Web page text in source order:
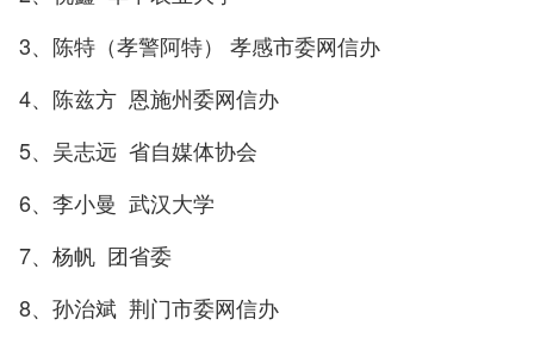
3、陈特（孝警阿特） 孝感市委网信办
4、陈兹方 恩施州委网信办
5、吴志远 省自媒体协会
6、李小曼 武汉大学
7、杨帆 团省委
8、孙治斌 荆门市委网信办